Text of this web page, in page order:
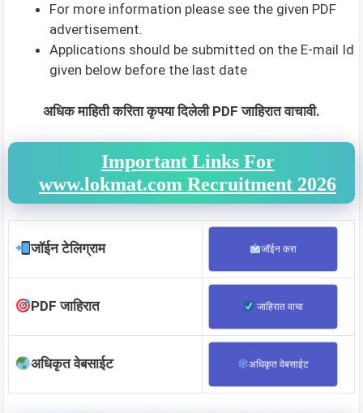
For more information please see the given PDF
advertisement.
Applications should be submitted on the E-mail Id
given below before the last date
अधिक माहिती करिता कृपया दिलेली PDF जाहिरात वाचावी.
Important Links For
www.lokmat.com Recruitment 2026
जॉईन टेलिग्राम जॉईन करा
PDF जाहिरात जाहिरात वाचा
अधिकृत वेबसाईट अधिकृत वेबसाईट